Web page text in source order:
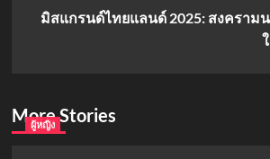
มิสแกรนด์ไทยแลนด์ 2025: สงคราม
More Stories
ผู้หญิง